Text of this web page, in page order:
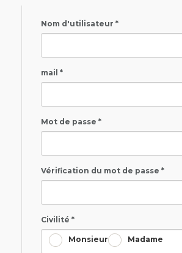
Nom d'utilisateur *
mail *
Mot de passe *
Vérification du mot de passe *
Civilité *
Monsieur Madame